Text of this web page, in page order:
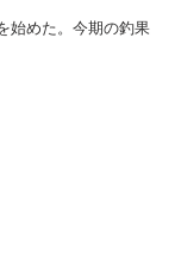
始めた。今期の釣果